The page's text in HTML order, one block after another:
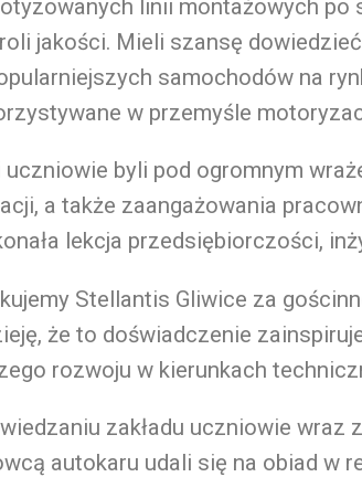
linii montażowych po
jakości. Mieli szansę
samochodów na
w przemyśle
uczniowie byli pod ogromnym
a także zaangażowania
lekcja przedsiębiorczości,
Stellantis Gliwice za
że to doświadczenie
rozwoju w kierunkach
zakładu uczniowie wraz
autokaru udali się na obiad w